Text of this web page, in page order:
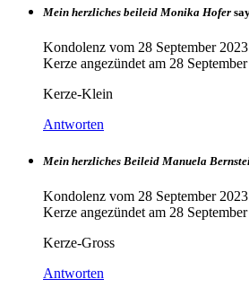
Mein herzliches beileid Monika Hofer
Kondolenz vom 28 September 2023
Kerze angezündet am 28
Kerze-Klein
Antworten
Mein herzliches Beileid Manuela
Kondolenz vom 28 September 2023
Kerze angezündet am 28
Kerze-Gross
Antworten